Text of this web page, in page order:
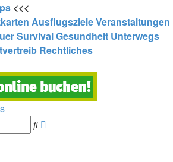
<<<
AusflugszieleVeranstaltungen
SurvivalGesundheit Unterwegs
Rechtliches
Suche